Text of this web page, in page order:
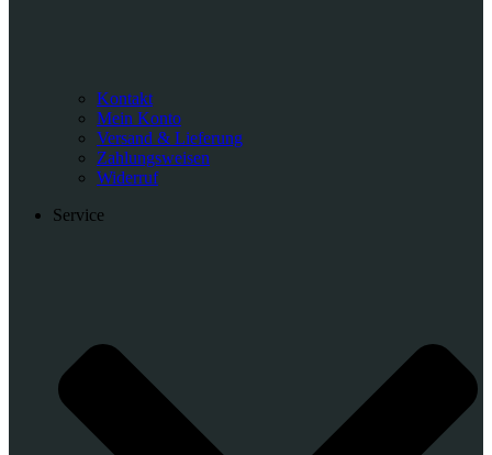
Kontakt
Mein Konto
Versand & Lieferung
Zahlungsweisen
Widerruf
Service